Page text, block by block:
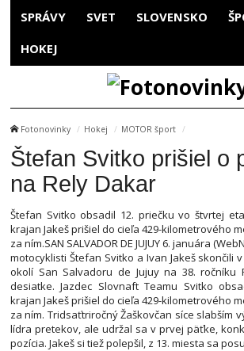
SPRÁVY SVET SLOVENSKO
HOKEJ
Fotonovinky Hokej MOTOR šport
Štefan Svitko prišiel o
na Rely Dakar
Štefan Svitko obsadil 12. priečku vo štvrtej
krajan Jakeš prišiel do cieľa 429-kilometrového
za ním.SAN SALVADOR DE JUJUY 6. januára
motocyklisti Štefan Svitko a Ivan Jakeš skončili
okolí San Salvadoru de Jujuy na 38. ročníku
desiatke. Jazdec Slovnaft Teamu Svitko
krajan Jakeš prišiel do cieľa 429-kilometrového
za ním. Tridsaťtriročný Žaškovčan síce slabším
lídra pretekov, ale udržal sa v prvej päťke,
pozícia. Jakeš si tiež polepšil, z 13. miesta sa